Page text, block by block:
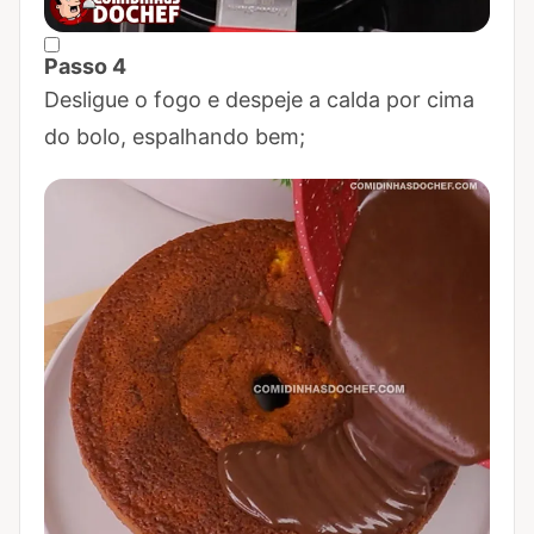
Passo 4
Marcar Passo 4 como concluído
Desligue o fogo e despeje a calda por cima
do bolo, espalhando bem;